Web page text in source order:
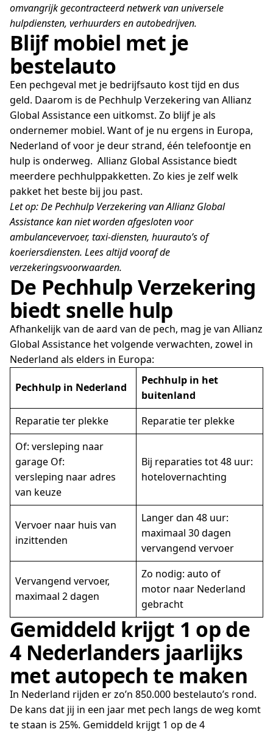
omvangrijkgecontracteerd netwerk van universele
hulpdiensten, verhuurders en autobedrijven.
Blijf mobiel met je
bestelauto
Een pechgeval met je bedrijfsauto kost tijd en dus
geld. Daarom is de Pechhulp Verzekering van Allianz
Global Assistance een uitkomst. Zo blijf je als
ondernemer mobiel. Want of je nu ergens in Europa,
Nederland of voor je deur strand, één telefoontje en
hulp is onderweg. Allianz Global Assistance biedt
meerdere pechhulppakketten. Zo kies je zelf welk
pakket het beste bij jou past.
Let op: De Pechhulp Verzekering van Allianz Global
Assistance kan niet worden afgesloten voor
ambulancevervoer, taxi-diensten, huurauto’s of
koeriersdiensten. Lees altijd vooraf de
verzekeringsvoorwaarden.
De Pechhulp Verzekering
biedt snelle hulp
Afhankelijk van de aard van de pech, mag je van Allianz
Global Assistance het volgende verwachten, zowel in
Nederland als elders in Europa:
Pechhulp in Nederland
Pechhulp in het
buitenland
Reparatie ter plekke
Reparatie ter plekke
Of: versleping naar
garage Of:
versleping naar adres
van keuze
Bij reparaties tot 48 uur:
hotelovernachting
Vervoer naar huis van
inzittenden
Langer dan 48 uur:
maximaal 30 dagen
vervangend vervoer
Vervangend vervoer,
maximaal 2 dagen
Zo nodig: auto of
motor naar Nederland
gebracht
Gemiddeld krijgt 1 op de
4 Nederlanders jaarlijks
met autopech te maken
In Nederland rijden er zo’n 850.000 bestelauto’s rond.
De kans dat jij in een jaar met pech langs de weg komt
te staan is 25%. Gemiddeld krijgt 1 op de 4